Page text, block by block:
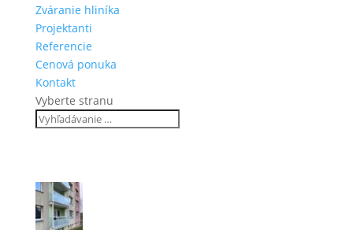
Zváranie hliníka
Projektanti
Referencie
Cenová ponuka
Kontakt
Vyberte stranu